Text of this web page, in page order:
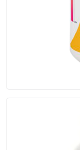
Control DMP